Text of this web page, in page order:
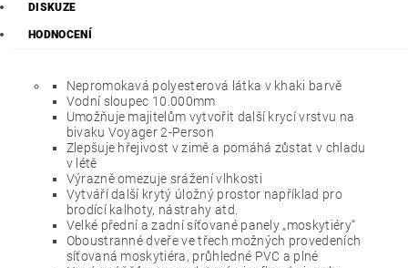
DISKUZE
HODNOCENÍ
Nepromokavá polyesterová látka v khaki barvě
Vodní sloupec 10.000mm
Umožňuje majitelům vytvořit další krycí vrstvu na
bivaku Voyager 2-Person
Zlepšuje hřejivost v zimě a pomáhá zůstat v chladu
v létě
Výrazně omezuje srážení vlhkosti
Vytváří další krytý úložný prostor například pro
brodící kalhoty, nástrahy atd.
Velké přední a zadní síťované panely „moskytiéry“
Oboustranné dveře ve třech možných provedeních
síťovaná moskytiéra, průhledné PVC a plné